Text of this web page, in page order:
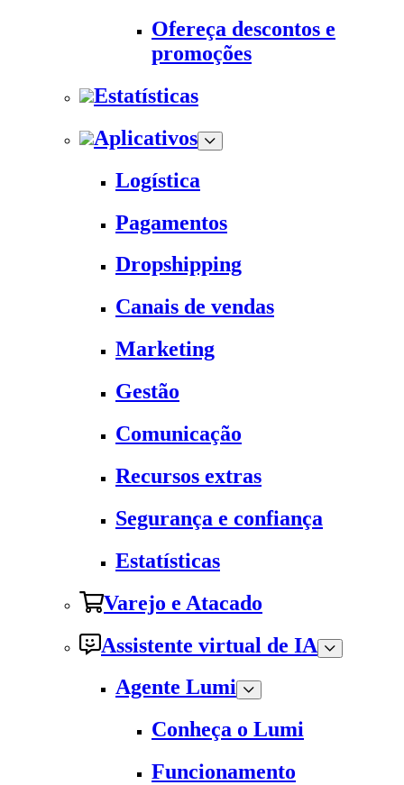
Ofereça descontos e
promoções
Estatísticas
Aplicativos
Logística
Pagamentos
Dropshipping
Canais de vendas
Marketing
Gestão
Comunicação
Recursos extras
Segurança e confiança
Estatísticas
Varejo e Atacado
Assistente virtual de IA
Agente Lumi
Conheça o Lumi
Funcionamento